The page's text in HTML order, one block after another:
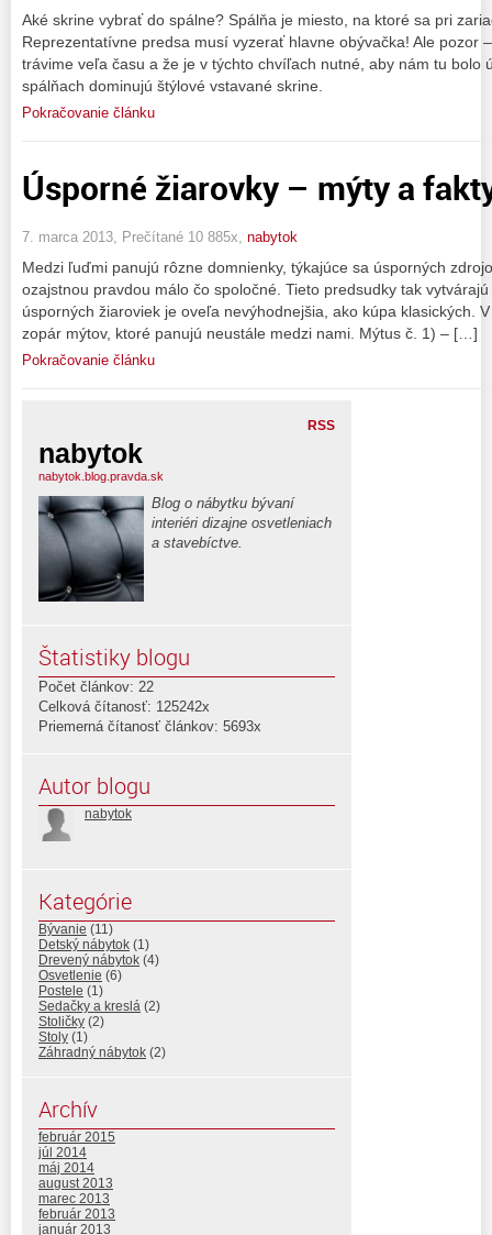
Aké skrine vybrať do spálne? Spálňa je miesto, na ktoré sa pri
Reprezentatívne predsa musí vyzerať hlavne obývačka! Ale pozor
trávime veľa času a že je v týchto chvíľach nutné, aby nám tu bolo
spálňach dominujú štýlové vstavané skrine.
Pokračovanie článku
Úsporné žiarovky – mýty a
7. marca 2013, Prečítané 10 885x, nabytok
Medzi ľuďmi panujú rôzne domnienky, týkajúce sa úsporných
ozajstnou pravdou málo čo spoločné. Tieto predsudky tak
úsporných žiaroviek je oveľa nevýhodnejšia, ako kúpa klasických.
zopár mýtov, ktoré panujú neustále medzi nami. Mýtus č. 1) – […]
Pokračovanie článku
RSS
nabytok
nabytok.blog.pravda.sk
Blog o nábytku bývaní
interiéri dizajne osvetleniach
a stavebíctve.
Štatistiky blogu
Počet článkov: 22
Celková čítanosť: 125242x
Priemerná čítanosť článkov: 5693x
Autor blogu
nabytok
Kategórie
Bývanie (11)
Detský nábytok (1)
Drevený nábytok (4)
Osvetlenie (6)
Postele (1)
Sedačky a kreslá (2)
Stoličky (2)
Stoly (1)
Záhradný nábytok (2)
Archív
február 2015
júl 2014
máj 2014
august 2013
marec 2013
február 2013
január 2013